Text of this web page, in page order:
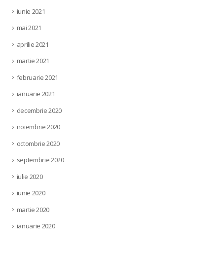
iunie 2021
mai 2021
aprilie 2021
martie 2021
februarie 2021
ianuarie 2021
decembrie 2020
noiembrie 2020
octombrie 2020
septembrie 2020
iulie 2020
iunie 2020
martie 2020
ianuarie 2020